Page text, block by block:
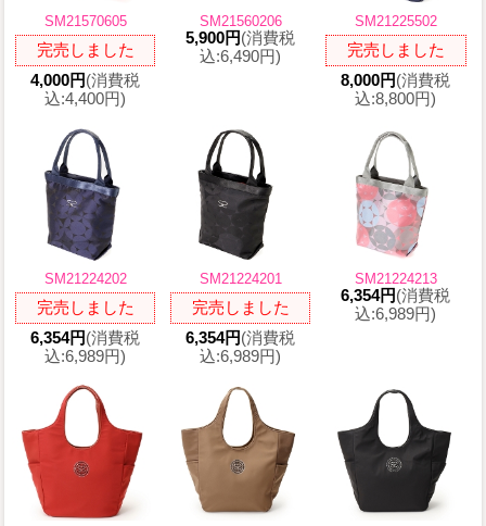
SM21570605
完売しました
4,000円(消費税
込:4,400円)
SM21560206
5,900円(消費税
込:6,490円)
SM21225502
完売しました
8,000円(消費税
込:8,800円)
SM21224202
完売しました
6,354円(消費税
込:6,989円)
SM21224201
完売しました
6,354円(消費税
込:6,989円)
SM21224213
6,354円(消費税
込:6,989円)